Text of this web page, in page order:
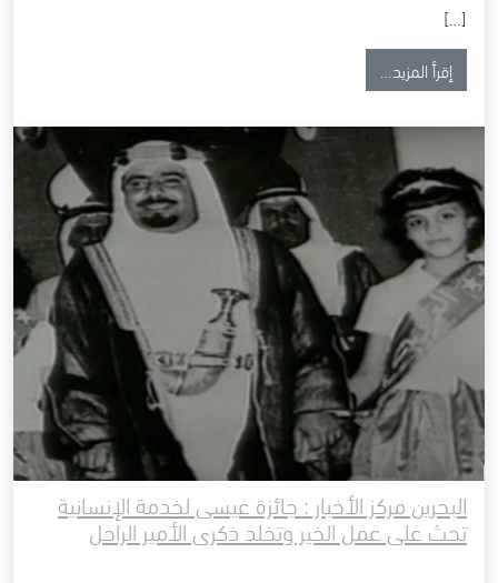
[…]
إقرأ المزيد…
البحرين مركز الأخبار : جائزة عيسى لخدمة الإنسانية
تحث على عمل الخير وتخلد ذكرى الأمير الراحل